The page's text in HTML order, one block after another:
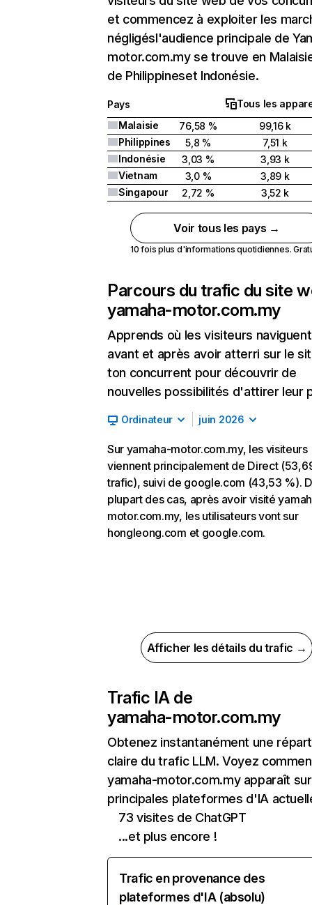
et commencez à exploiter les
négligésl'audience principale de
motor.com.my se trouve en
de Philippineset Indonésie.
Pays
Tous les
Malaisie
76,58 %
99,16 k
Philippines
5,8 %
7,51 k
Indonésie
3,03 %
3,93 k
Vietnam
3,0 %
3,89 k
Singapour
2,72 % 3,52 k
Voir tous les pays →
10 fois plus d'informations quotidiennes.
Parcours du trafic du site
yamaha-motor.com.my
Apprends où les visiteurs naviguent
avant et après avoir atterri sur le
ton concurrent pour découvrir de
nouvelles possibilités d'attirer leur
Ordinateur juin 2026
Sur yamaha-motor.com.my, les visiteurs
viennent principalement de Direct
trafic), suivi de google.com (43,53 %).
plupart des cas, après avoir visité
motor.com.my, les utilisateurs vont sur
hongleong.com et google.com.
Afficher les détails du trafic →
Trafic IA de
yamaha-motor.com.my
Obtenez instantanément une
claire du trafic LLM. Voyez
yamaha-motor.com.my apparaît
principales plateformes d'IA
73 visites de ChatGPT
...et plus encore !
Trafic en provenance des
plateformes d'IA (absolu)